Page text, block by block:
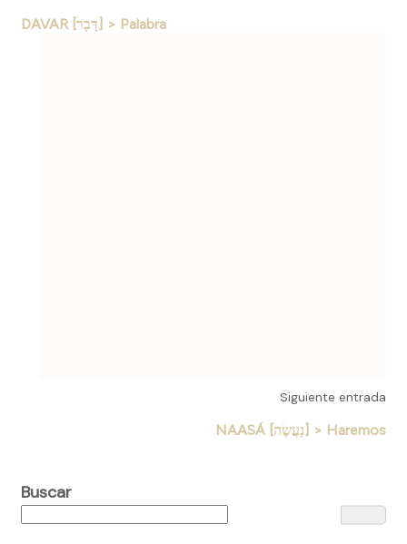
DAVAR [דָּבָר] > Palabra
Siguiente entrada
NAASÁ [נַעֲשֶׂה] > Haremos
Buscar